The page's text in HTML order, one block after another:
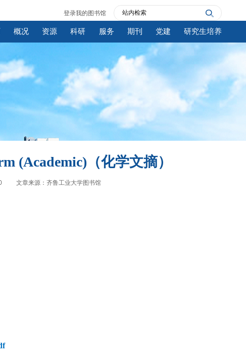
登录我的图书馆
概况 资源 科研 服务 期刊 党建 研究生培养
(Academic)（化学文摘）
文章来源：齐鲁工业大学图书馆